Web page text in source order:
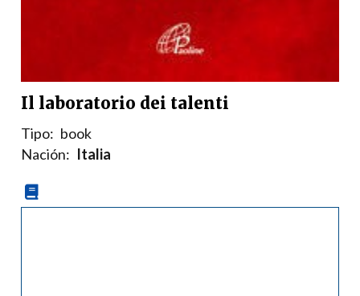
Il laboratorio dei talenti
Tipo: book
Nación: Italia